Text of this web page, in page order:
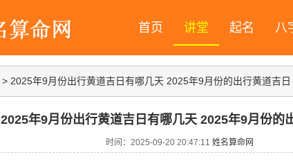
首页 讲堂 起名 八
> 2025年9月份出行黄道吉日有哪几天 2025年9月份的出行黄道吉日
2025年9月份出行黄道吉日有哪几天 2025年9月份的
时间：2025-09-20 20:47:11 姓名算命网